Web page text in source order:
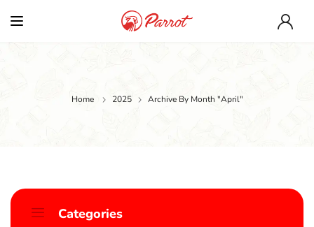
Home 2025 Archive By Month "April"
Categories